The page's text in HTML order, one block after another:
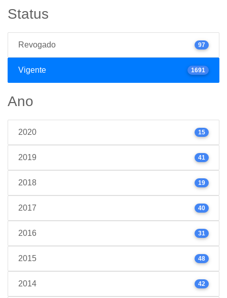
Status
Revogado 97
Vigente 1691
Ano
2020 15
2019 41
2018 19
2017 40
2016 31
2015 48
2014 42